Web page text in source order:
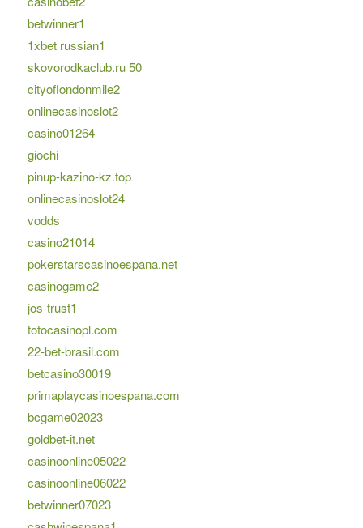
betwinner1
1xbet russian1
skovorodkaclub.ru 50
cityoflondonmile2
onlinecasinoslot2
casino01264
giochi
pinup-kazino-kz.top
onlinecasinoslot24
vodds
casino21014
pokerstarscasinoespana.net
casinogame2
jos-trust1
totocasinopl.com
22-bet-brasil.com
betcasino30019
primaplaycasinoespana.com
bcgame02023
goldbet-it.net
casinoonline05022
casinoonline06022
betwinner07023